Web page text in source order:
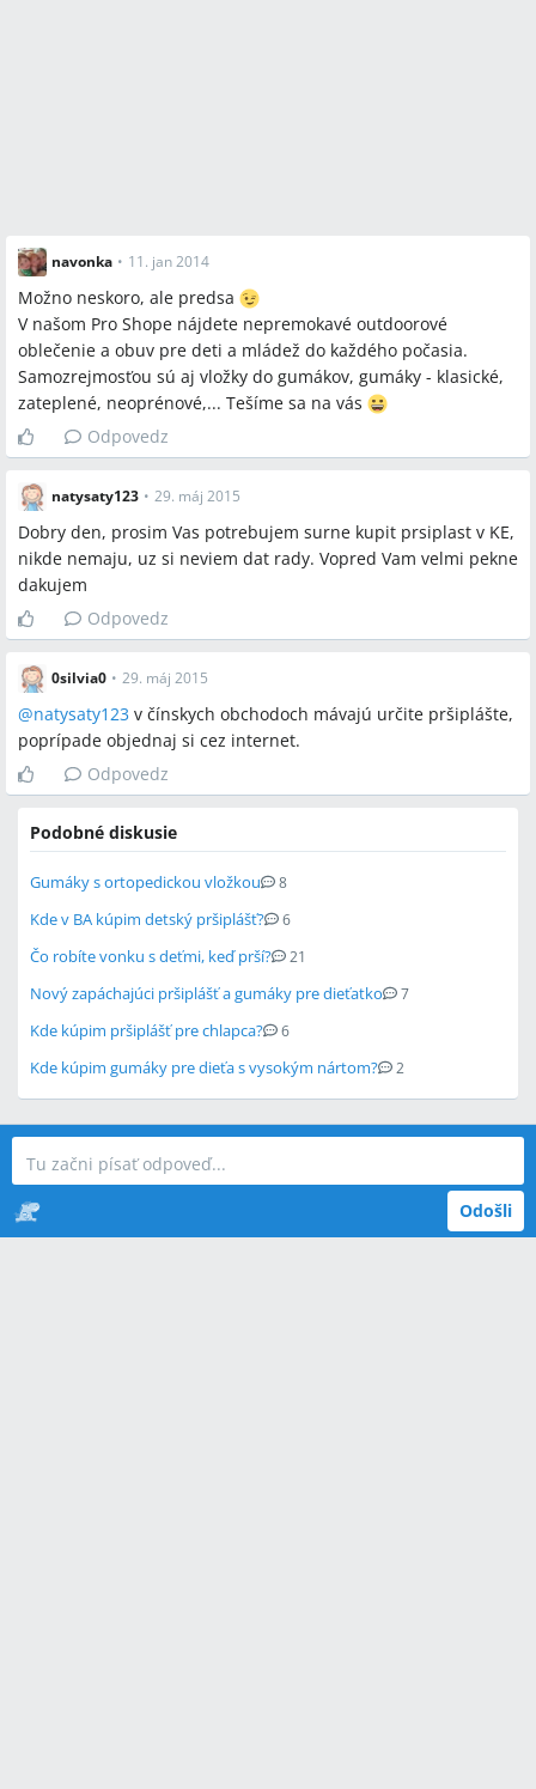
navonka • 11. jan 2014
Možno neskoro, ale predsa
V našom Pro Shope nájdete nepremokavé outdoorové
oblečenie a obuv pre deti a mládež do každého počasia.
Samozrejmosťou sú aj vložky do gumákov, gumáky - klasické,
zateplené, neoprénové,... Tešíme sa na vás
Odpovedz
natysaty123 • 29. máj 2015
Dobry den, prosim Vas potrebujem surne kupit prsiplast v KE,
nikde nemaju, uz si neviem dat rady. Vopred Vam velmi pekne
dakujem
Odpovedz
0silvia0 • 29. máj 2015
@natysaty123 v čínskych obchodoch mávajú určite pršiplášte,
poprípade objednaj si cez internet.
Odpovedz
Podobné diskusie
Gumáky s ortopedickou vložkou 8
Kde v BA kúpim detský pršiplášť? 6
Čo robíte vonku s deťmi, keď prší? 21
Nový zapáchajúci pršiplášť a gumáky pre dieťatko 7
Kde kúpim pršiplášť pre chlapca? 6
Kde kúpim gumáky pre dieťa s vysokým nártom? 2
Odošli